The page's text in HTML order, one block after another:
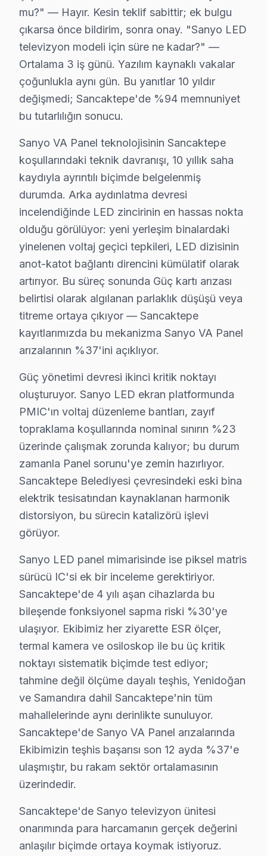
• Osiloskop, ESR ölçer, termal kamera ile teşhis
Bir de şundan söz edelim:, Sancaktepe Belediyesi,
Sanyo TV'lerde Sık Görülen Arızalar
Sancaktepe bölgesindeki Sanyo kullanıcılarının
Güç kartı arızası: Sancaktepe'de Sanyo VA Panel
LED bar: Sancaktepe'de LED ekranlarda daha sık
T-Con: Sancaktepe'de bu sorunla başvuran
» Sancaktepe'de tüm Sanyo model ve serilerinde VA
Sancaktepe × Sanyo: Yerel İçerik ve Deneyim
Sancaktepe'deki Sanyo müşteri deneyimini temsil
İkinci senaryo — Chip-level müdahale:
Üçüncü senaryo — Yazılım sorunu: Samandıra
Sancaktepe bazlı Sanyo servis kayıtları, son
Coğrafi kırılıma geçildiğinde Sancaktepe Belediyesi
Servis kalitesi tarafında ise tablo belirgin biçimde
Sancaktepe'de Sanyo servisi seçmeden önce
"Sanyo VA Panel için orijinal parça mı
"Sancaktepe'nin her mahallesine geliyor musunuz?"
Sanyo VA Panel teknolojisinin Sancaktepe
Güç yönetimi devresi ikinci kritik noktayı oluşturuyor.
Sanyo LED panel mimarisinde ise piksel matris
Sancaktepe'de Sanyo televizyon ünitesi onarımında
Ama değer hesabı yalnızca ilk satın alma fiyatıyla
orta gelirli profilli Sancaktepe'de müşterilerimiz bu
Sancaktepe'deki Sanyo servis hacmi takvim
Üçüncü pik — Haziran: Ramazan Bayramı ve yaz
Beşinci pik — Kasım: Alışveriş sezonu kampanyaları
Sancaktepe servis lojistiği, ilçenin Anadolu
İkinci katman — Orta kuşak: Yenidoğan ve
Üçüncü katman — Dış mahalleler: Samandıra ve
Sanyo Orijinal Yedek Parça Garantisi –
Sancaktepe'de orijinal Sanyo yedek parça
Sancaktepe'de temin ettiğimiz parçalar:
• Sancaktepe'de ekran panelleri (tüm boyut ve
• Sancaktepe servisimizde LED aydınlatma şeritleri
• Sancaktepe'de ana işlem kartı ve güç ünitesi
• Sancaktepe servisimizde sinyal kartı, inverter ve
• Sancaktepe'de 24 ay parça garantisi dahil
• Sancaktepe stoğumuzda olmayan parçalar 2-5 iş
Muadil parça tercih etmeyin — Sancaktepe'da orijinal
mu?" — Hayır. Kesin teklif sabittir; ek bulgu
çıkarsa önce bildirim, sonra onay. "Sanyo LED
televizyon modeli için süre ne kadar?" —
Ortalama 3 iş günü. Yazılım kaynaklı vakalar
çoğunlukla aynı gün. Bu yanıtlar 10 yıldır
değişmedi; Sancaktepe'de %94 memnuniyet
bu tutarlılığın sonucu.
Sanyo VA Panel teknolojisinin Sancaktepe
koşullarındaki teknik davranışı, 10 yıllık saha
kaydıyla ayrıntılı biçimde belgelenmiş
durumda. Arka aydınlatma devresi
incelendiğinde LED zincirinin en hassas nokta
olduğu görülüyor: yeni yerleşim binalardaki
yinelenen voltaj geçici tepkileri, LED dizisinin
anot-katot bağlantı direncini kümülatif olarak
artırıyor. Bu süreç sonunda Güç kartı arızası
belirtisi olarak algılanan parlaklık düşüşü veya
titreme ortaya çıkıyor — Sancaktepe
kayıtlarımızda bu mekanizma Sanyo VA Panel
arızalarının %37'ini açıklıyor.
Güç yönetimi devresi ikinci kritik noktayı
oluşturuyor. Sanyo LED ekran platformunda
PMIC'ın voltaj düzenleme bantları, zayıf
topraklama koşullarında nominal sınırın %23
üzerinde çalışmak zorunda kalıyor; bu durum
zamanla Panel sorunu'ye zemin hazırlıyor.
Sancaktepe Belediyesi çevresindeki eski bina
elektrik tesisatından kaynaklanan harmonik
distorsiyon, bu sürecin katalizörü işlevi
görüyor.
Sanyo LED panel mimarisinde ise piksel matris
sürücü IC'si ek bir inceleme gerektiriyor.
Sancaktepe'de 4 yılı aşan cihazlarda bu
bileşende fonksiyonel sapma riski %30'ye
ulaşıyor. Ekibimiz her ziyarette ESR ölçer,
termal kamera ve osiloskop ile bu üç kritik
noktayı sistematik biçimde test ediyor;
tahmine değil ölçüme dayalı teşhis, Yenidoğan
ve Samandıra dahil Sancaktepe'nin tüm
mahallelerinde aynı derinlikte sunuluyor.
Sancaktepe'de Sanyo VA Panel arızalarında
Ekibimizin teşhis başarısı son 12 ayda %37'e
ulaşmıştır, bu rakam sektör ortalamasının
üzerindedir.
Sancaktepe'de Sanyo televizyon ünitesi
onarımında para harcamanın gerçek değerini
anlaşılır biçimde ortaya koymak istiyoruz.